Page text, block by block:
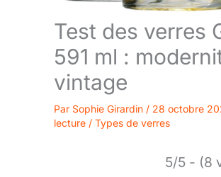
Test des verres
591 ml :
vintage
Par Sophie Girardin / 28 octobre
lecture / Types de verres
5/5 - (8